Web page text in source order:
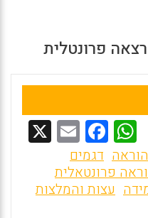
W
h
at
s
F
a
ce
b
E
m
ai
l
דגמים
פרונטאלית
עצות והמלצות